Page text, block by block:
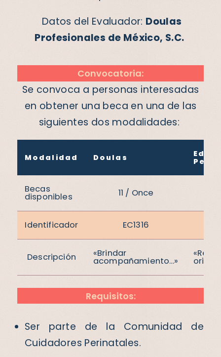
Datos del Evaluador: Doulas
Profesionales de México, S.C.
Convocatoria:
Se convoca a personas interesadas
en obtener una beca en una de las
siguientes dos modalidades:
Modalidad Doulas
Becas
disponibles 11 / Once
Identificador EC1316
Descripción «Brindar
acompañamiento…»
Requisitos:
Ser parte de la Comunidad de
Cuidadores Perinatales.